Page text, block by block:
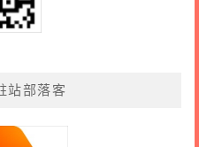
站部落客